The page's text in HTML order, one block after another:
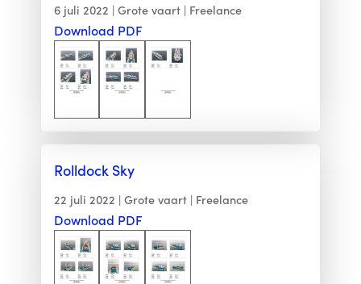
6 juli 2022 Grote vaart Freelance
Download PDF
Rolldock Sky
22 juli 2022 Grote vaart Freelance
Download PDF